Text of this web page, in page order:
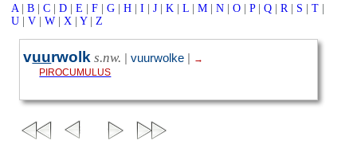
A | B | C | D | E | F | G | H | I | J | K | L | M | N | O | P | Q | R | S | T |
U | V | W | X | Y | Z
vuurwolk s.nw. |vuurwolke | →
PIROCUMULUS